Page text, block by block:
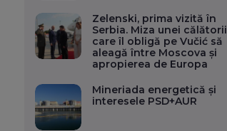
Zelenski, prima vizită în
Serbia. Miza unei călătorii
care îl obligă pe Vučić să
aleagă între Moscova și
apropierea de Europa
Mineriada energetică și
interesele PSD+AUR